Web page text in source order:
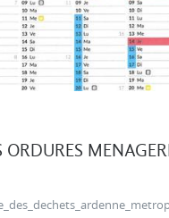
ORDURES